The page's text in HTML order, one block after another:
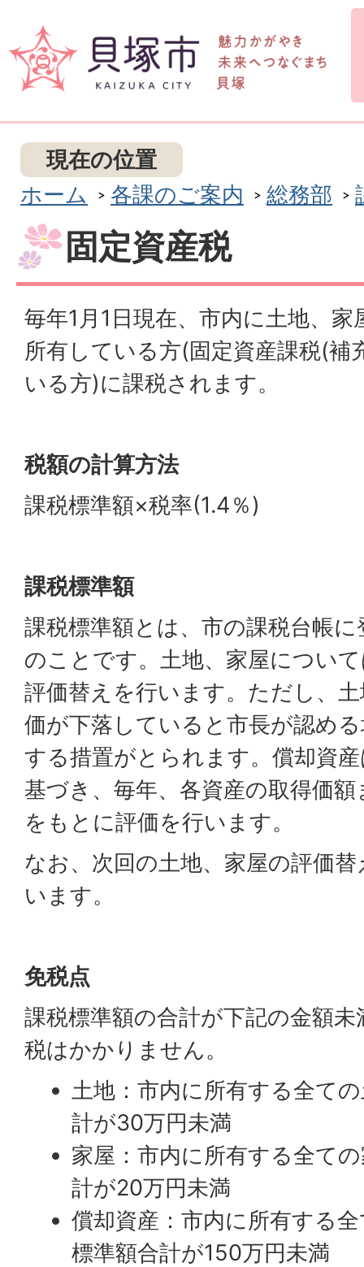
現在の位置
ホーム
各課のご案内 総務部
固定資産税
毎年1月1日現在、市内に土地、
所有している方(固定資産課税(補
いる方)に課税されます。
税額の計算方法
課税標準額×税率(1.4％)
課税標準額
課税標準額とは、市の課税台帳
のことです。土地、家屋につい
評価替えを行います。ただし、
価が下落していると市長が認め
する措置がとられます。償却資
基づき、毎年、各資産の取得価
をもとに評価を行います。
なお、次回の土地、家屋の評価
います。
免税点
課税標準額の合計が下記の金額
税はかかりません。
土地：市内に所有する全て
計が30万円未満
家屋：市内に所有する全て
計が20万円未満
償却資産：市内に所有する
標準額合計が150万円未満